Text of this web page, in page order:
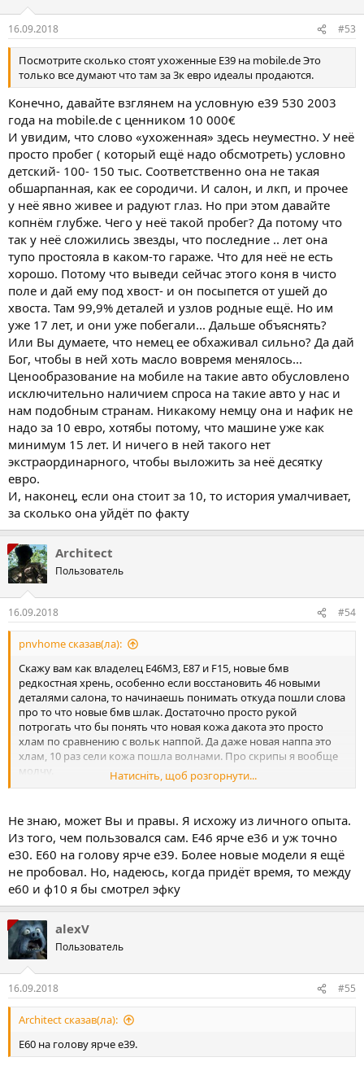
16.09.2018 #53
Посмотрите сколько стоят ухоженные Е39 на mobile.de Это
только все думают что там за 3к евро идеалы продаются.
Конечно, давайте взглянем на условную е39 530 2003
года на mobile.de с ценником 10 000€
И увидим, что слово «ухоженная» здесь неуместно. У неё
просто пробег ( который ещё надо обсмотреть) условно
детский- 100- 150 тыс. Соответственно она не такая
обшарпанная, как ее сородичи. И салон, и лкп, и прочее
у неё явно живее и радуют глаз. Но при этом давайте
копнём глубже. Чего у неё такой пробег? Да потому что
так у неё сложились звезды, что последние .. лет она
тупо простояла в каком-то гараже. Что для неё не есть
хорошо. Потому что выведи сейчас этого коня в чисто
поле и дай ему под хвост- и он посыпется от ушей до
хвоста. Там 99,9% деталей и узлов родные ещё. Но им
уже 17 лет, и они уже побегали... Дальше объяснять?
Или Вы думаете, что немец ее обхаживал сильно? Да дай
Бог, чтобы в ней хоть масло вовремя менялось...
Ценообразование на мобиле на такие авто обусловлено
исключительно наличием спроса на такие авто у нас и
нам подобным странам. Никакому немцу она и нафик не
надо за 10 евро, хотябы потому, что машине уже как
минимум 15 лет. И ничего в ней такого нет
экстраординарного, чтобы выложить за неё десятку
евро.
И, наконец, если она стоит за 10, то история умалчивает,
за сколько она уйдёт по факту
Architect
Пользователь
16.09.2018 #54
pnvhome сказав(ла):
Скажу вам как владелец Е46М3, Е87 и F15, новые бмв
редкостная хрень, особенно если восстановить 46 новыми
деталями салона, то начинаешь понимать откуда пошли слова
про то что новые бмв шлак. Достаточно просто рукой
потрогать что бы понять что новая кожа дакота это просто
хлам по сравнению с вольк наппой. Да даже новая наппа это
хлам, 10 раз сели кожа пошла волнами. Про скрипы я вообще
молчу.
Только маленькая ремарка, один кусок новой кожи (вольк
зеленых, и так абсолютно каждая деталь. Нижняя - 1к зелени,
кусок наполнителя - 1к зелени, итд. Цена немного скруглена,
где то чуть дороже, где то чуть дешевле. И соответственно
мало кто будет вкладывать 5-10 тыс в салон. При цене машины
ниже этих самых денег.
Натисніть, щоб розгорнути...
Не знаю, может Вы и правы. Я исхожу из личного опыта.
Из того, чем пользовался сам. Е46 ярче е36 и уж точно
е30. Е60 на голову ярче е39. Более новые модели я ещё
не пробовал. Но, надеюсь, когда придёт время, то между
е60 и ф10 я бы смотрел эфку
alexV
Пользователь
16.09.2018 #55
Architect сказав(ла):
Е60 на голову ярче е39.